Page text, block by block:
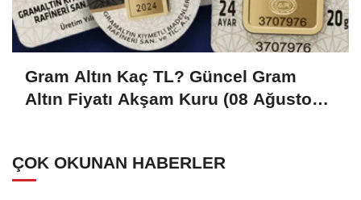
Gram Altın Kaç TL? Güncel Gram
Altın Fiyatı Akşam Kuru (08 Ağustos
ÇOK OKUNAN HABERLER